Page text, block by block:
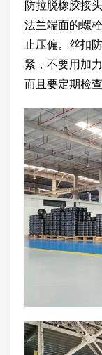
防拉脱橡胶接
法兰端面的螺
止压偏。丝扣
紧，不要用加
而且要定期检